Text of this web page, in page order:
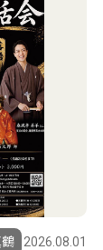
2026.08.01